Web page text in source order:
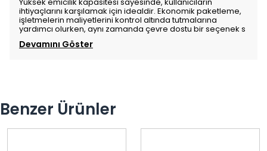
ihtiyaçlarını karşılamak için idealdir. Ekonomik paketleme,
işletmelerin maliyetlerini kontrol altında tutmalarına
yardımcı olurken, aynı zamanda çevre dostu bir seçenek s
Devamını Göster
Benzer Ürünler